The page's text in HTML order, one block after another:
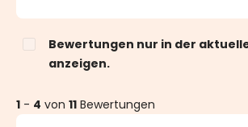
Bewertungen nur in der
anzeigen.
1 - 4 von 11 Bewertungen